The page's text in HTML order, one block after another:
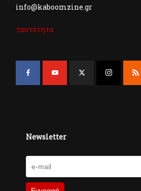
info@kaboomzine.gr
ταυτότητα
Newsletter